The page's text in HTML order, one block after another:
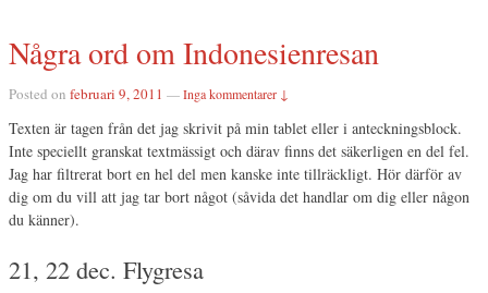
Några ord om Indonesienresan
Posted on februari 9, 2011 —Inga kommentarer ↓
Texten är tagen från det jag skrivit på min tablet eller i anteckningsblock.
Inte speciellt granskat textmässigt och därav finns det säkerligen en del fel.
Jag har filtrerat bort en hel del men kanske inte tillräckligt. Hör därför av
dig om du vill att jag tar bort något (såvida det handlar om dig eller någon
du känner).
21, 22 dec. Flygresa